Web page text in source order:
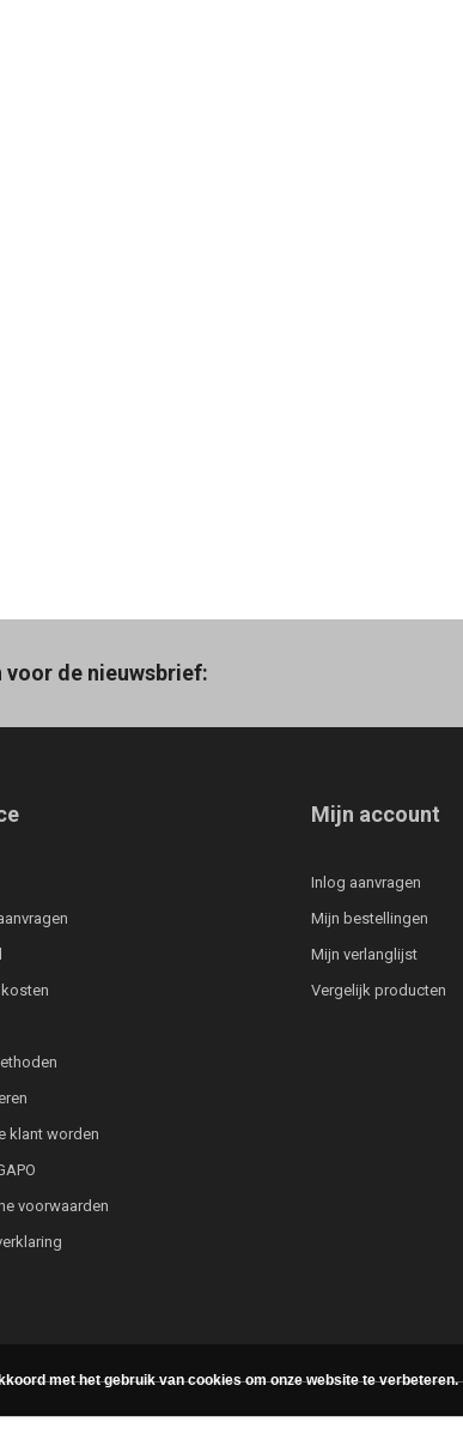
de nieuwsbrief:
klant worden
voorwaarden
Mijn account
Inlog aanvragen
Mijn bestellingen
Mijn verlanglijst
Vergelijk producten
met het gebruik van cookies om onze website te verbeteren.